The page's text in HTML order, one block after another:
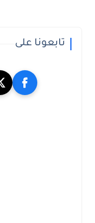
تابعونا على